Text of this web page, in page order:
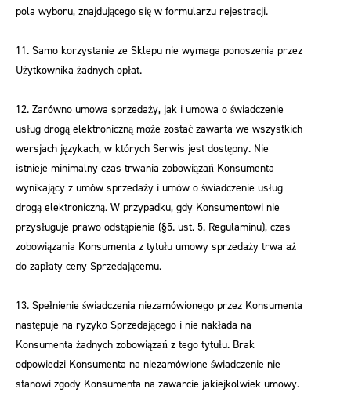
pola wyboru, znajdującego się w formularzu rejestracji.
11. Samo korzystanie ze Sklepu nie wymaga ponoszenia przez
Użytkownika żadnych opłat.
12. Zarówno umowa sprzedaży, jak i umowa o świadczenie
usług drogą elektroniczną może zostać zawarta we wszystkich
wersjach językach, w których Serwis jest dostępny. Nie
istnieje minimalny czas trwania zobowiązań Konsumenta
wynikający z umów sprzedaży i umów o świadczenie usług
drogą elektroniczną. W przypadku, gdy Konsumentowi nie
przysługuje prawo odstąpienia (§5. ust. 5. Regulaminu), czas
zobowiązania Konsumenta z tytułu umowy sprzedaży trwa aż
do zapłaty ceny Sprzedającemu.
13. Spełnienie świadczenia niezamówionego przez Konsumenta
następuje na ryzyko Sprzedającego i nie nakłada na
Konsumenta żadnych zobowiązań z tego tytułu. Brak
odpowiedzi Konsumenta na niezamówione świadczenie nie
stanowi zgody Konsumenta na zawarcie jakiejkolwiek umowy.